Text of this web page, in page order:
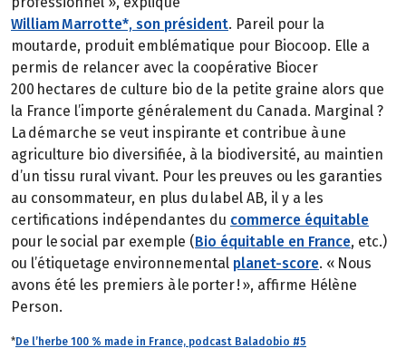
William Marrotte*, son président. Pareil pour la
moutarde, produit emblématique pour Biocoop. Elle a
permis de relancer avec la coopérative Biocer
200 hectares de culture bio de la petite graine alors que
la France l’importe généralement du Canada. Marginal ?
La démarche se veut inspirante et contribue à une
agriculture bio diversifiée, à la biodiversité, au maintien
d’un tissu rural vivant. Pour les preuves ou les garanties
au consommateur, en plus du label AB, il y a les
certifications indépendantes du commerce équitable
pour le social par exemple (Bio équitable en France, etc.)
ou l’étiquetage environnemental planet-score. « Nous
avons été les premiers à le porter ! », affirme Hélène
Person.
*De l’herbe 100 % made in France, podcast Baladobio #5